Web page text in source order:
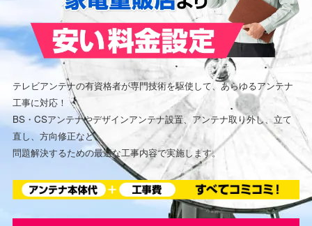
テレビアンテナの有資格者が専門技術を駆使して、あらゆるアンテナ
工事に対応！
BS・CSアンテナやデザインアンテナ設置、アンテナ取り外し、立て
直し、方向修正など、
問題解決するための最適な工事内容で実施します。